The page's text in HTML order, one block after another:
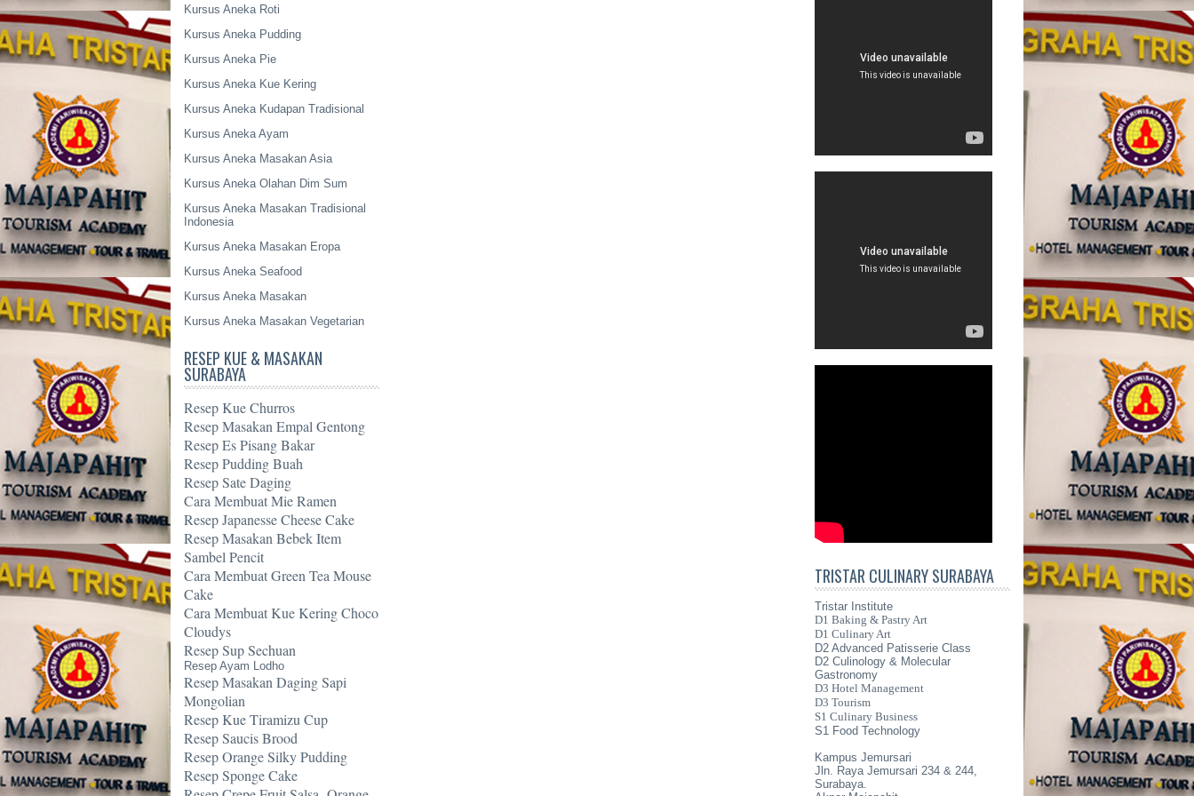
Kursus Aneka Roti
Kursus Aneka Pudding
Kursus Aneka Pie
Kursus Aneka Kue Kering
Kursus Aneka Kudapan Tradisional
Kursus Aneka Ayam
Kursus Aneka Masakan Asia
Kursus Aneka Olahan Dim Sum
Kursus Aneka Masakan Tradisional
Indonesia
Kursus Aneka Masakan Eropa
Kursus Aneka Seafood
Kursus Aneka Masakan
Kursus Aneka Masakan Vegetarian
RESEP KUE & MASAKAN
SURABAYA
Resep Kue Churros
Resep Masakan Empal Gentong
Resep Es Pisang Bakar
Resep Pudding Buah
Resep Sate Daging
Cara Membuat Mie Ramen
Resep Japanesse Cheese Cake
Resep Masakan Bebek Item
Sambel Pencit
Cara Membuat Green Tea Mouse
Cake
Cara Membuat Kue Kering Choco
Cloudys
Resep Sup Sechuan
Resep Ayam Lodho
Resep Masakan Daging Sapi
Mongolian
Resep Kue Tiramizu Cup
Resep Saucis Brood
Resep Orange Silky Pudding
Resep Sponge Cake
TRISTAR CULINARY SURABAYA
Tristar Institute
D1 Baking & Pastry Art
D1 Culinary Art
D2 Advanced Patisserie Class
D2 Culinology & Molecular
Gastronomy
D3 Hotel Management
D3 Tourism
S1 Culinary Business
S1 Food Technology
Kampus Jemursari
Jln. Raya Jemursari 234 & 244,
Surabaya.